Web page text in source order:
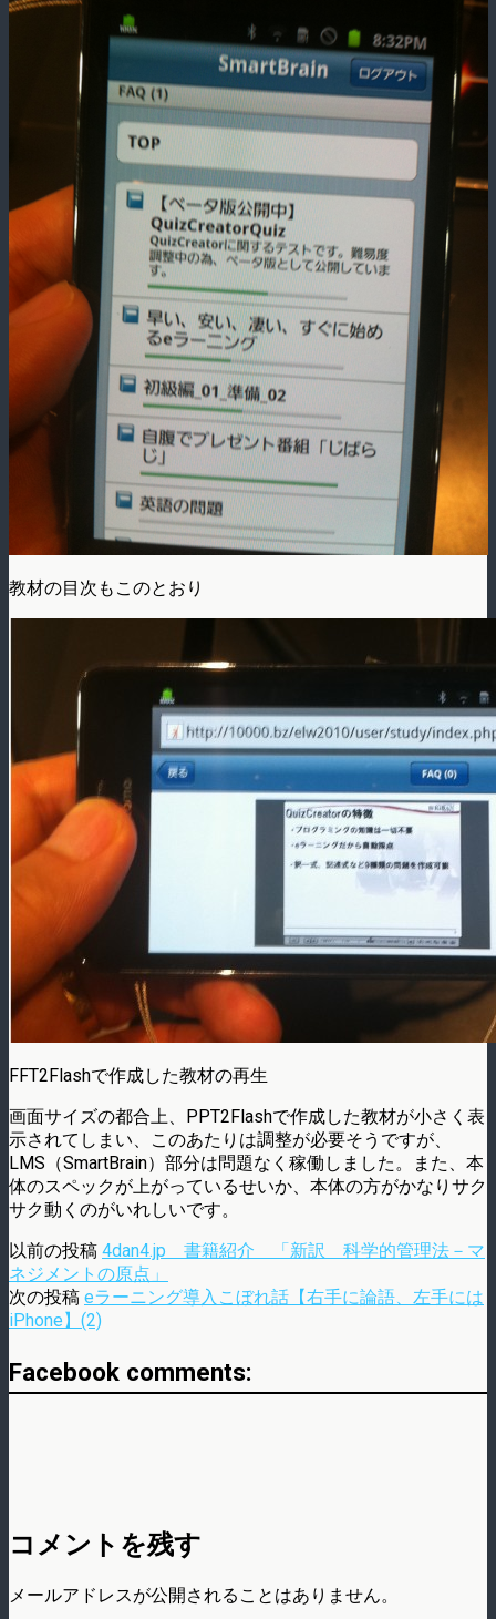
教材の目次もこのとおり
FFT2Flashで作成した教材の再生
画面サイズの都合上、PPT2Flashで作成した教材が小さく表
示されてしまい、このあたりは調整が必要そうですが、
LMS（SmartBrain）部分は問題なく稼働しました。また、本
体のスペックが上がっているせいか、本体の方がかなりサク
サク動くのがいれしいです。
以前の投稿 4dan4.jp 書籍紹介 「新訳 科学的管理法－マ
ネジメントの原点」
次の投稿 eラーニング導入こぼれ話【右手に論語、左手には
iPhone】(2)
Facebook comments:
コメントを残す
メールアドレスが公開されることはありません。